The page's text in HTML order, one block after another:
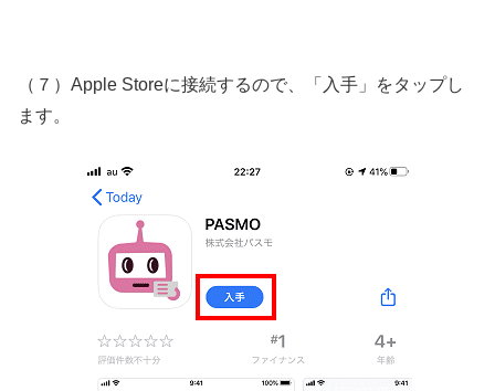
（７）Apple Storeに接続するので、「入手」をタップし
ます。